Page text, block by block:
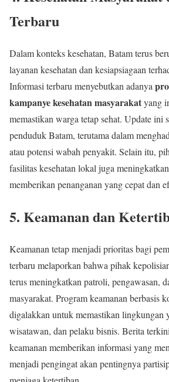
Terbaru
Dalam konteks kesehatan, Batam terus
layanan kesehatan dan kesiapsiagaan
Informasi terbaru menyebutkan adanya
kampanye kesehatan masyarakatyang
memastikan warga tetap sehat. Update ini
penduduk Batam, terutama dalam
atau potensi wabah penyakit. Selain itu,
fasilitas kesehatan lokal juga
memberikan penanganan yang cepat dan
5. Keamanan dan
Keamanan tetap menjadi prioritas bagi
terbaru melaporkan bahwa pihak
terus meningkatkan patroli, pengawasan,
masyarakat. Program keamanan berbasis
digalakkan untuk memastikan lingkungan
wisatawan, dan pelaku bisnis. Berita
keamanan memberikan informasi yang
menjadi pengingat akan pentingnya